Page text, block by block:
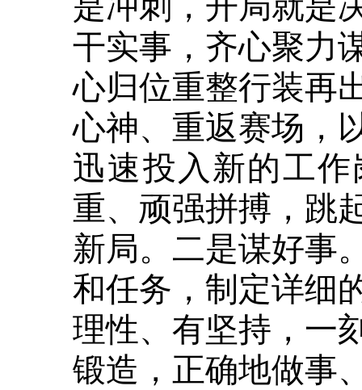
干实事，齐心聚力
心归位重整行装再
心神、重返赛场，
迅速投入新的工
重、顽强拼搏，跳
新局。二是谋好事
和任务，制定详细
理性、有坚持，一
锻造，正确地做事